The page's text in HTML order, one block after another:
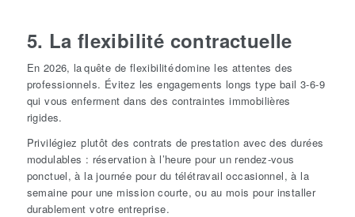
5. La flexibilité contractuelle
En 2026, la quête de flexibilité domine les attentes des
professionnels. Évitez les engagements longs type bail 3-6-9
qui vous enferment dans des contraintes immobilières
rigides.
Privilégiez plutôt des contrats de prestation avec des durées
modulables : réservation à l’heure pour un rendez-vous
ponctuel, à la journée pour du télétravail occasionnel, à la
semaine pour une mission courte, ou au mois pour installer
durablement votre entreprise.